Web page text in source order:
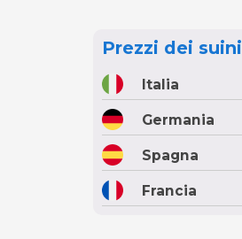
Prezzi dei suini
Italia
Germania
Spagna
Francia